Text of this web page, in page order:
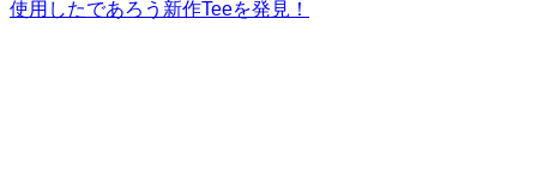
使用したであろう新作Teeを発見！